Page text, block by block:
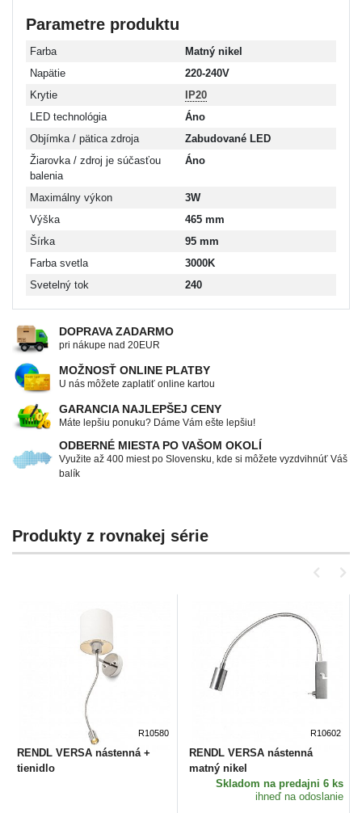
Parametre produktu
Farba
Matný nikel
Napätie
220-240V
Krytie
IP20
LED technológia
Áno
Objímka / pätica zdroja
Zabudované LED
Žiarovka / zdroj je súčasťou
balenia
Áno
Maximálny výkon
3W
Výška
465 mm
Šírka
95 mm
Farba svetla
3000K
Svetelný tok
240
DOPRAVA ZADARMO
pri nákupe nad 20EUR
MOŽNOSŤ ONLINE PLATBY
U nás môžete zaplatiť online kartou
GARANCIA NAJLEPŠEJ CENY
Máte lepšiu ponuku? Dáme Vám ešte lepšiu!
ODBERNÉ MIESTA PO VAŠOM OKOLÍ
Využite až 400 miest po Slovensku, kde si môžete vyzdvihnúť Váš
balík
Produkty z rovnakej série
R10580
RENDL VERSA nástenná +
tienidlo
R10602
RENDL VERSA nástenná
matný nikel
Skladom na predajni 6 ks
ihneď na odoslanie